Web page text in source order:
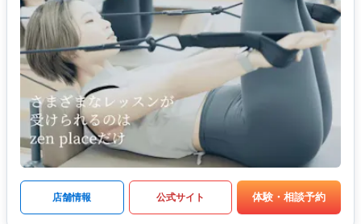
店舗情報 公式サイト 体験・相談予約